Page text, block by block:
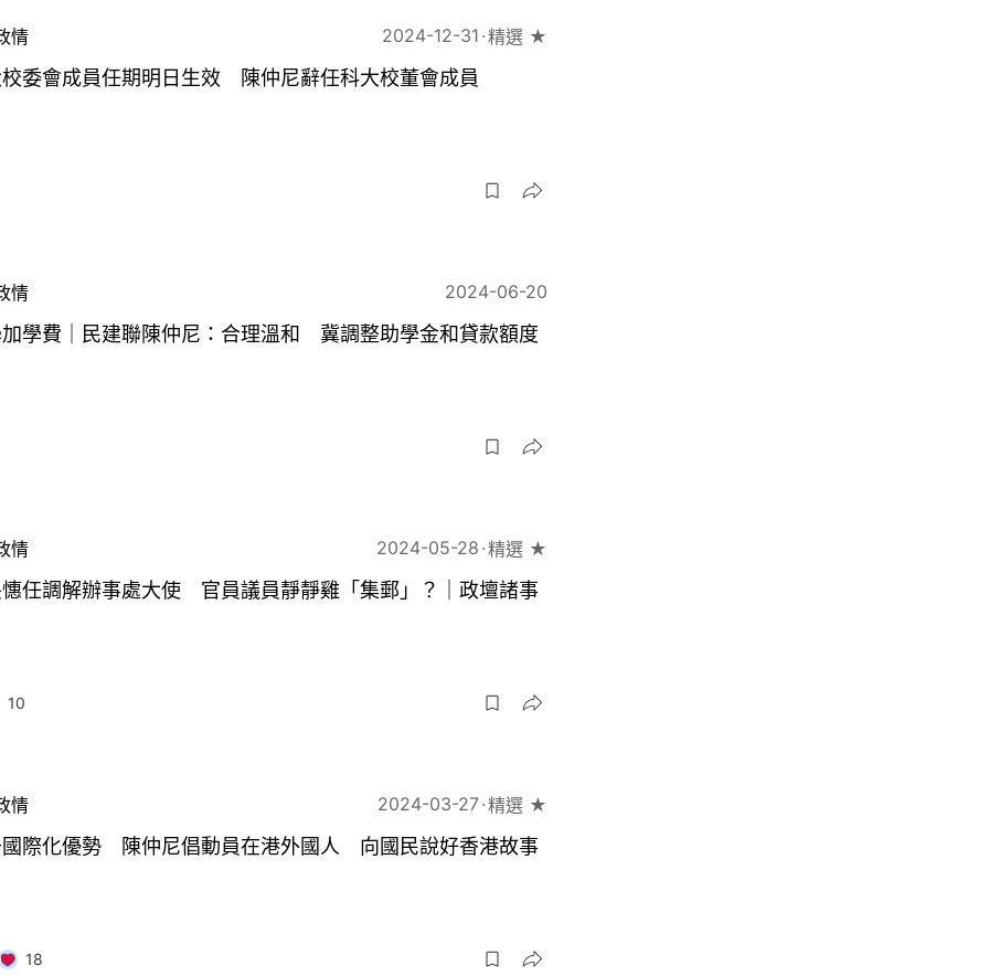
情 2024-12-31 精選 ★
委會成員任期明日生效 陳仲尼辭任科大校董會成員
情 2024-06-20
學費｜民建聯陳仲尼：合理溫和 冀調整助學金和貸款額度
情 2024-05-28 精選 ★
任調解辦事處大使 官員議員靜靜雞「集郵」？｜政壇諸事
10
情 2024-03-27 精選 ★
際化優勢 陳仲尼倡動員在港外國人 向國民說好香港故事
18